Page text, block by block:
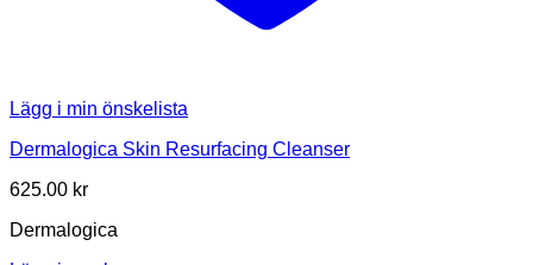
Lägg i min önskelista
Dermalogica Skin Resurfacing Cleanser
625.00 kr
Dermalogica